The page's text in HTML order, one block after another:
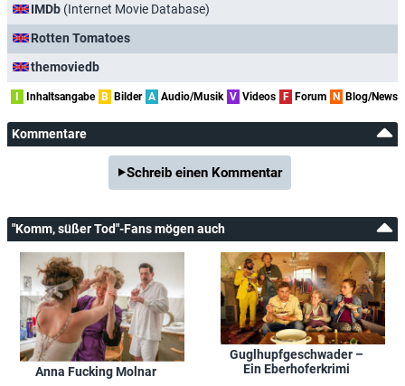
IMDb (Internet Movie Database)
Rotten Tomatoes
themoviedb
I Inhaltsangabe B Bilder A Audio/Musik V Videos F Forum N Blog/News
Kommentare
Schreib einen Kommentar
"Komm, süßer Tod"-Fans mögen auch
Anna Fucking Molnar
Guglhupfgeschwader –
Ein Eberhoferkrimi